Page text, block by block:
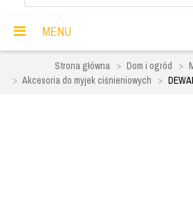
MENU
Strona główna Dom i ogród
Akcesoria do myjek ciśnieniowych